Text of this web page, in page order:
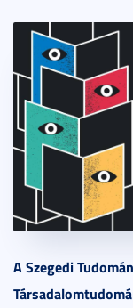
A Szegedi